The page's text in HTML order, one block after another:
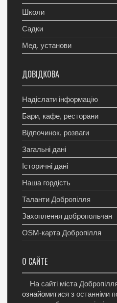
Школи
Садки
Мед. установи
ДОВІДКОВА
Надіслати інформацію
Бари, кафе, ресторани
Відпочинок, розваги
Загальні дані
Історичні дані
Наша гордість
Таланти Добропілля
Захоплення добропольчан
OSM-карта Добропілля
О САЙТЕ
На сайті міста
ознайомитися з останніми